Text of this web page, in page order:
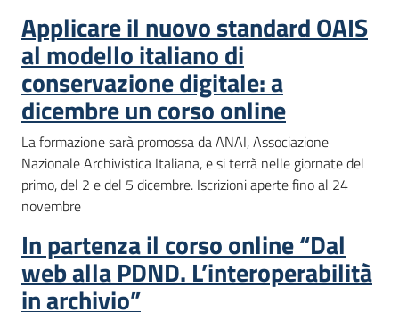
Applicare il nuovo standard OAIS
al modello italiano di
conservazione digitale: a
dicembre un corso online
La formazione sarà promossa da ANAI, Associazione
Nazionale Archivistica Italiana, e si terrà nelle giornate del
primo, del 2 e del 5 dicembre. Iscrizioni aperte fino al 24
novembre
In partenza il corso online “Dal
web alla PDND. L’interoperabilità
in archivio”